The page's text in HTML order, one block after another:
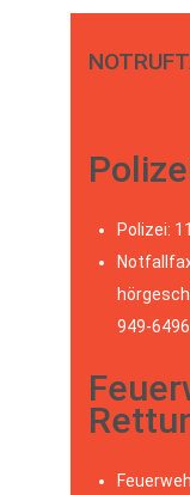
Polizei:
949-6496